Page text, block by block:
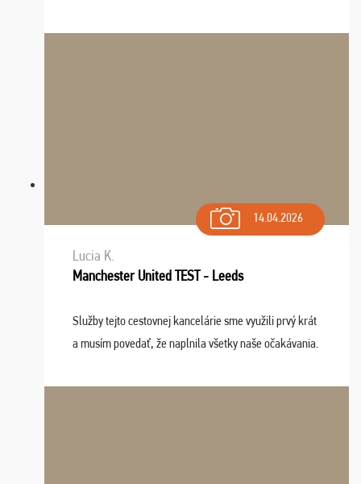
Navštívili sme aj zábavný park Legendia, previe ...
14.04.2026
Lucia K.
Manchester United TEST - Leeds
Služby tejto cestovnej kancelárie sme využili prvý krát
a musím povedať, že naplnila všetky naše očakávania.
dispozícii nonstop (milí, profesionálni ...